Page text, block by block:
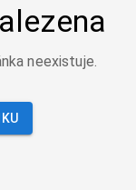
neexistuje.